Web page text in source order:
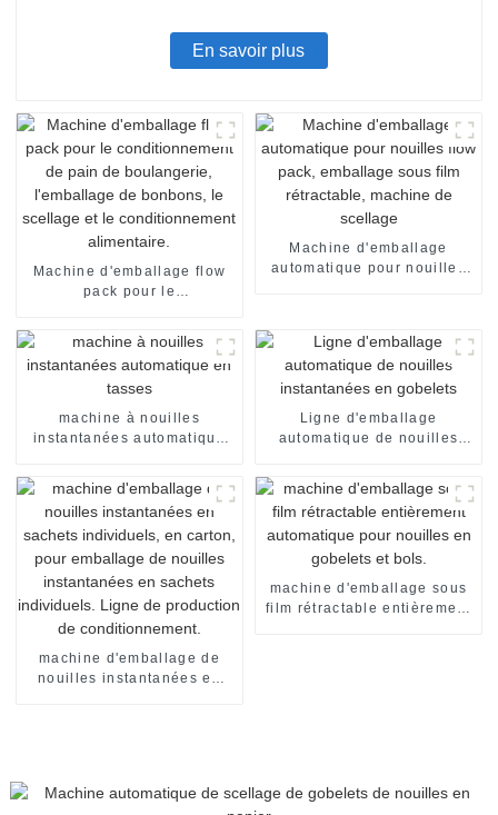
En savoir plus
Machine d'emballage flow
pack pour le
boulangerie, l'emballage de
bonbons, le scellage et le
conditionnement
alimentaire.
Machine d'emballage
automatique pour nouilles
machine à nouilles
instantanées automatique
Ligne d'emballage
automatique de nouilles
machine d'emballage de
nouilles instantanées en
conditionnement.
machine d'emballage sous
film rétractable entièrement